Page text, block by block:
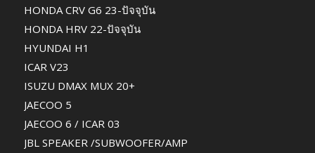
HONDA CRV G6 23-ปัจจุบัน
HONDA HRV 22-ปัจจุบัน
HYUNDAI H1
ICAR V23
ISUZU DMAX MUX 20+
JAECOO 5
JAECOO 6 / ICAR 03
JBL SPEAKER /SUBWOOFER/AMP